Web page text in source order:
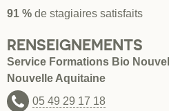
91 % de stagiaires satisfaits
RENSEIGNEMENTS
Service Formations Bio
Nouvelle Aquitaine
05 49 29 17 18